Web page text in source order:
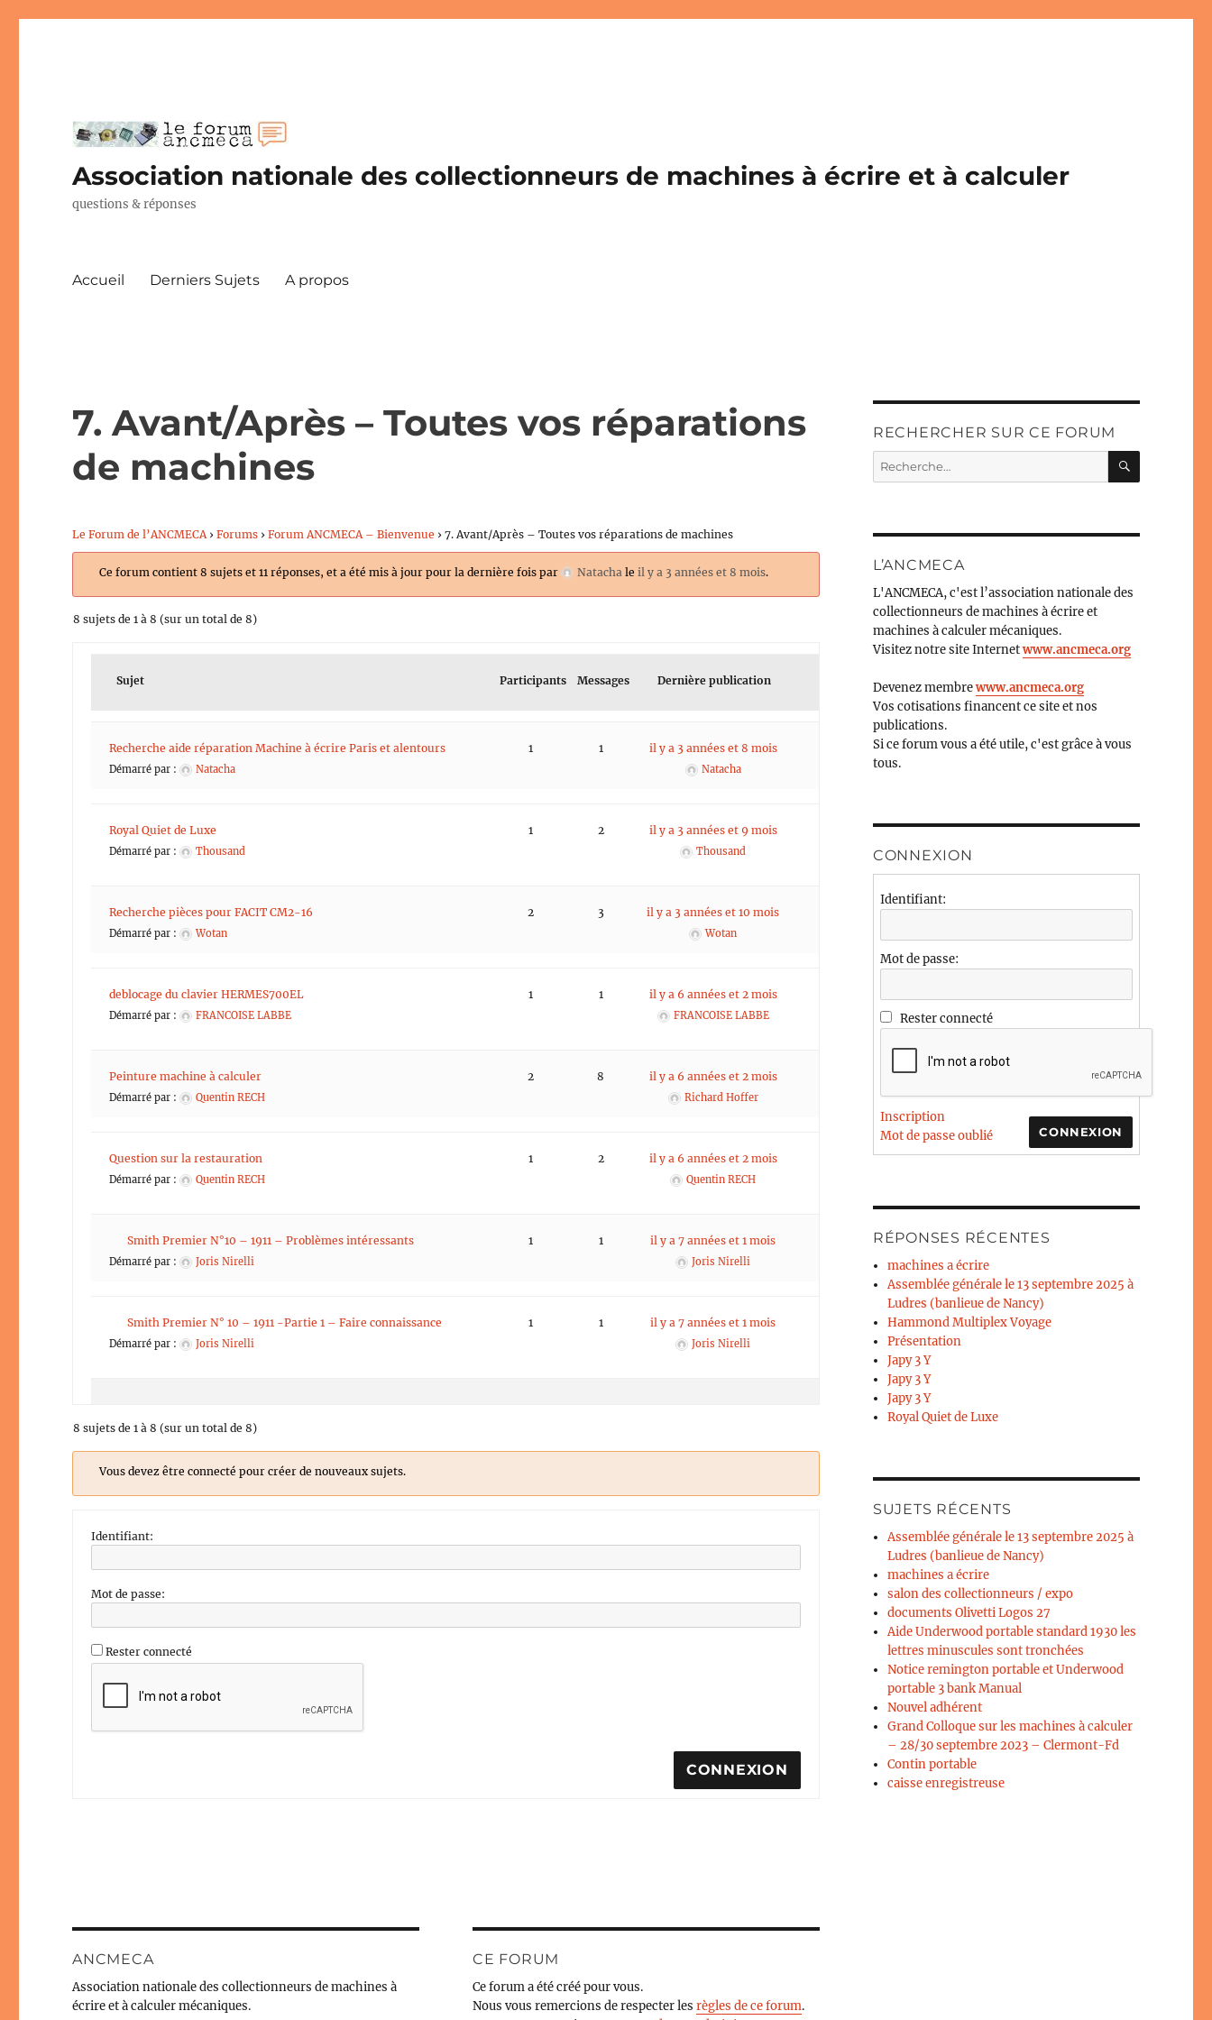
Association nationale des collectionneurs de machines à écrire et à calculer
questions & réponses
Accueil Derniers Sujets A propos
7. Avant/Après – Toutes vos réparations
de machines
Le Forum de l’ANCMECA › Forums › Forum ANCMECA – Bienvenue › 7. Avant/Après – Toutes vos réparations de machines
Ce forum contient 8 sujets et 11 réponses, et a été mis à jour pour la dernière fois par Natacha leil y a 3 années et 8 mois.
8 sujets de 1 à 8 (sur un total de 8)
Sujet Participants Messages Dernière publication
Recherche aide réparation Machine à écrire Paris et alentours
Démarré par : Natacha
1 1 il y a 3 années et 8 mois
Natacha
Royal Quiet de Luxe
Démarré par : Thousand
1 2 il y a 3 années et 9 mois
Thousand
Recherche pièces pour FACIT CM2-16
Démarré par : Wotan
2 3 il y a 3 années et 10 mois
Wotan
deblocage du clavier HERMES700EL
Démarré par : FRANCOISE LABBE
1 1 il y a 6 années et 2 mois
FRANCOISE LABBE
Peinture machine à calculer
Démarré par : Quentin RECH
2 8 il y a 6 années et 2 mois
Richard Hoffer
Question sur la restauration
Démarré par : Quentin RECH
1 2 il y a 6 années et 2 mois
Quentin RECH
Smith Premier N°10 – 1911 – Problèmes intéressants
Démarré par : Joris Nirelli
1 1 il y a 7 années et 1 mois
Joris Nirelli
Smith Premier N° 10 – 1911 -Partie 1 – Faire connaissance
Démarré par : Joris Nirelli
1 1 il y a 7 années et 1 mois
Joris Nirelli
8 sujets de 1 à 8 (sur un total de 8)
Vous devez être connecté pour créer de nouveaux sujets.
Identifiant:
Mot de passe:
Rester connecté
CONNEXION
ANCMECA
Association nationale des collectionneurs de machines à
écrire et à calculer mécaniques.
CE FORUM
Ce forum a été créé pour vous.
Nous vous remercions de respecter lesrègles de ce forum.
RECHERCHER SUR CE FORUM
Recherche
pour :
L’ANCMECA
L'ANCMECA, c'est l’association nationale des
collectionneurs de machines à écrire et
machines à calculer mécaniques.
Visitez notre site Internetwww.ancmeca.org
Devenez membrewww.ancmeca.org
Vos cotisations financent ce site et nos
publications.
Si ce forum vous a été utile, c'est grâce à vous
tous.
CONNEXION
Identifiant:
Mot de passe:
Rester connecté
CONNEXION
Inscription
Mot de passe oublié
RÉPONSES RÉCENTES
machines a écrire
Assemblée générale le 13 septembre 2025 à
Ludres (banlieue de Nancy)
Hammond Multiplex Voyage
Présentation
Japy 3 Y
Japy 3 Y
Japy 3 Y
Royal Quiet de Luxe
SUJETS RÉCENTS
Assemblée générale le 13 septembre 2025 à
Ludres (banlieue de Nancy)
machines a écrire
salon des collectionneurs / expo
documents Olivetti Logos 27
Aide Underwood portable standard 1930 les
lettres minuscules sont tronchées
Notice remington portable et Underwood
portable 3 bank Manual
Nouvel adhérent
Grand Colloque sur les machines à calculer
– 28/30 septembre 2023 – Clermont-Fd
Contin portable
caisse enregistreuse